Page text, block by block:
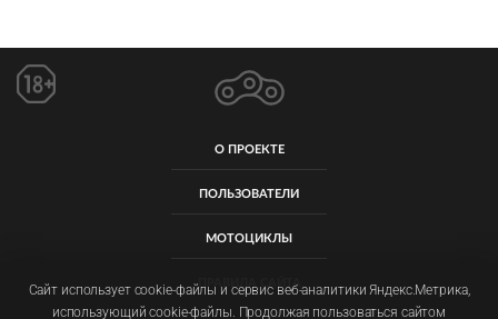
О ПРОЕКТЕ
ПОЛЬЗОВАТЕЛИ
МОТОЦИКЛЫ
ПРАВИЛА САЙТА
Сайт использует cookie-файлы и сервис веб-аналитики Яндекс.Метрика,
использующий cookie-файлы. Продолжая пользоваться сайтом